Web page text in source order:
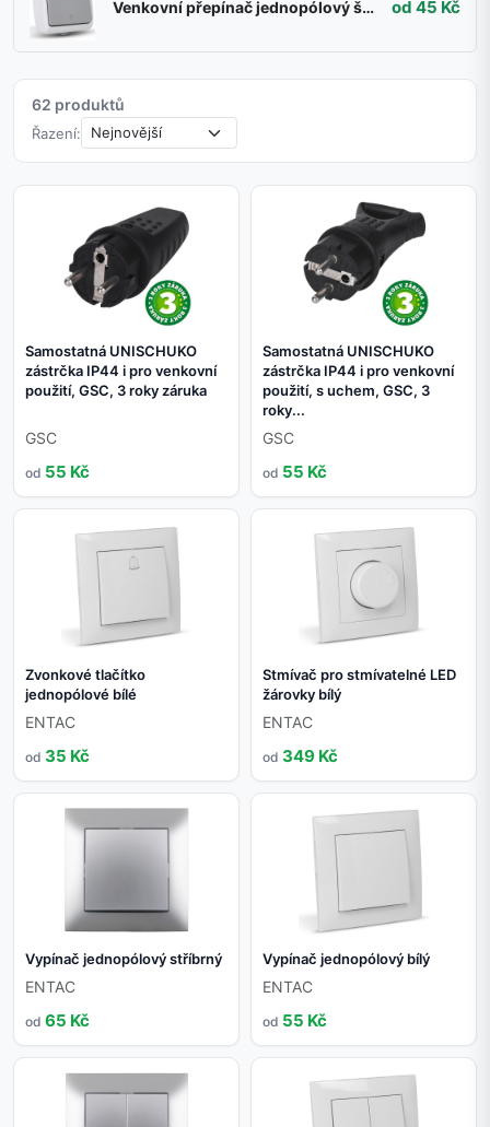
Venkovní přepínač jednopólový šedý od 45 Kč
62 produktů
Řazení:
Samostatná UNISCHUKO
zástrčka IP44 i pro venkovní
použití, GSC, 3 roky záruka
GSC
od 55 Kč
Samostatná UNISCHUKO
zástrčka IP44 i pro venkovní
použití, s uchem, GSC, 3
roky...
GSC
od 55 Kč
Zvonkové tlačítko
jednopólové bílé
ENTAC
od 35 Kč
Stmívač pro stmívatelné LED
žárovky bílý
ENTAC
od 349 Kč
Vypínač jednopólový stříbrný
ENTAC
od 65 Kč
Vypínač jednopólový bílý
ENTAC
od 55 Kč